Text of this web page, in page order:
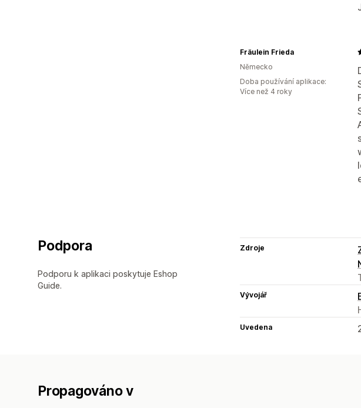
Fräulein Frieda
Německo
Doba používání aplikace:
Více než 4 roky
Podpora
Podporu k aplikaci poskytuje Eshop
Guide.
Zdroje
Vývojář
Uvedena
Propagováno v